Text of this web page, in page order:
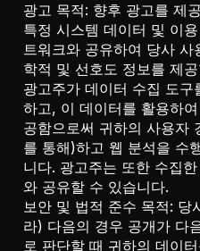
광고 목적: 향후 광고를 제
특정 시스템 데이터 및 이
트워크와 공유하여 당사
학적 및 선호도 정보를 제
광고주가 데이터 수집 도
하고, 이 데이터를 활용하
공함으로써 귀하의 사용자
를 통해)하고 웹 분석을 수
니다. 광고주는 또한 수집
와 공유할 수 있습니다.
보안 및 법적 준수 목적: 당
라) 다음의 경우 공개가 다
로 판단할 때 귀하의 데이